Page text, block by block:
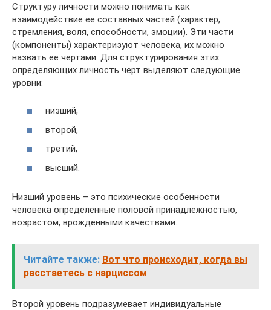
Структуру личности можно понимать как
взаимодействие ее составных частей (характер,
стремления, воля, способности, эмоции). Эти части
(компоненты) характеризуют человека, их можно
назвать ее чертами. Для структурирования этих
определяющих личность черт выделяют следующие
уровни:
низший,
второй,
третий,
высший.
Низший уровень – это психические особенности
человека определенные половой принадлежностью,
возрастом, врожденными качествами.
Читайте также: Вот что происходит, когда вы
расстаетесь с нарциссом
Второй уровень подразумевает индивидуальные